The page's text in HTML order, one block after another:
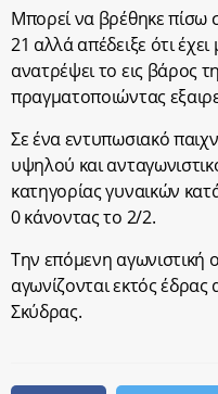
Μπορεί να βρέθηκε πίσω
21 αλλά απέδειξε ότι
ανατρέψει το εις βάρος
πραγματοποιώντας
Σε ένα εντυπωσιακό
υψηλού και
κατηγορίας γυναικών
0 κάνοντας το 2/2.
Την επόμενη αγωνιστική
αγωνίζονται εκτός
Σκύδρας.